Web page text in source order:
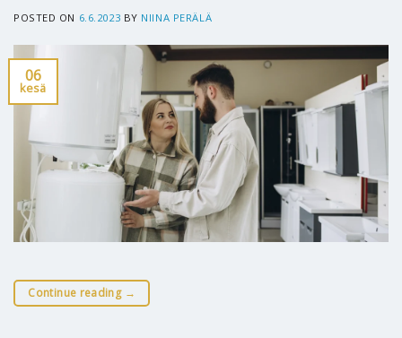
POSTED ON 6.6.2023 BY NIINA PERÄLÄ
06
kesä
Continue reading →